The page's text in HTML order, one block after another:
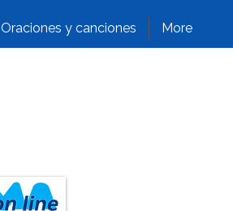
Oraciones y canciones More